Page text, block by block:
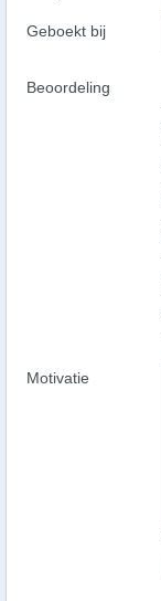
Geboekt bij
Beoordeling
Motivatie